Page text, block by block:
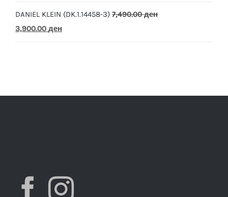
was:
7,490.00 ден.
is:
3,900.00 ден.
DANIEL KLEIN (DK.1.14458-3) 7,490.00ден
Original
3,900.00 ден